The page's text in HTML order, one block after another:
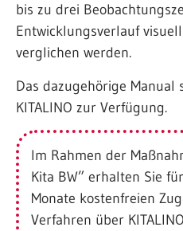
bis zu drei
Entwicklungsverlauf
verglichen werden.
Das dazugehörige
KITALINO zur Verfügung.
Im Rahmen der
Kita BW” erhalten Sie
Monate kostenfreien
Verfahren über